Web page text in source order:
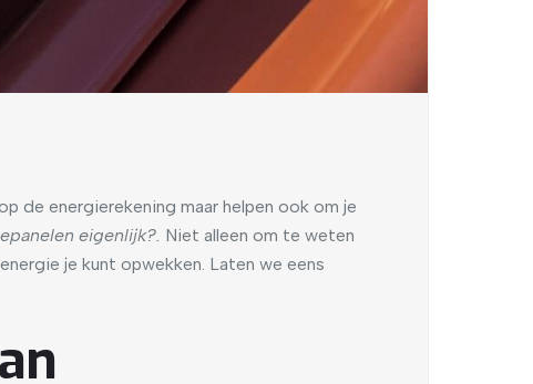
de energierekening maar helpen ook om je
eigenlijk?. Niet alleen om te weten
je kunt opwekken. Laten we eens